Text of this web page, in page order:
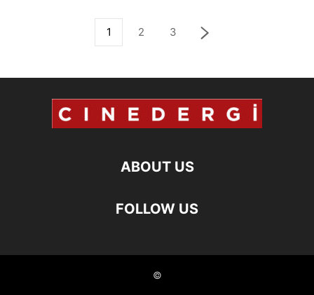
1 2 3
ABOUT US
FOLLOW US
©